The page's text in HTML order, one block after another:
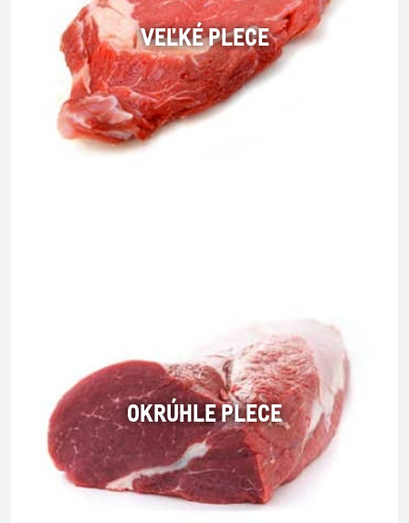
VEĽKÉ PLECE
OKRÚHLE PLECE